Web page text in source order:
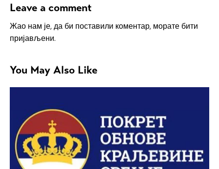
Leave a comment
Жао нам је, да би поставили коментар, морате бити
пријављени.
You May Also Like